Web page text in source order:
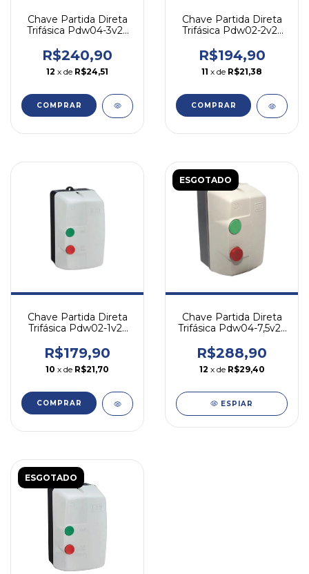
Chave Partida Direta
Trifásica Pdw04-3v25
R$240,90
12 x de R$24,51
COMPRAR
Chave Partida Direta
Trifásica Pdw02-2v25
R$194,90
11 x de R$21,38
COMPRAR
Chave Partida Direta
Trifásica Pdw02-1v25
R$179,90
10 x de R$21,70
COMPRAR
ESGOTADO
Chave Partida Direta
Trifásica Pdw04-7,5v25
R$288,90
12 x de R$29,40
ESPIAR
ESGOTADO